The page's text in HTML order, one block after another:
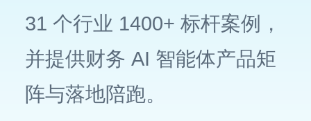
31 个行业 1400+ 标杆案例，
并提供财务 AI 智能体产品矩
阵与落地陪跑。